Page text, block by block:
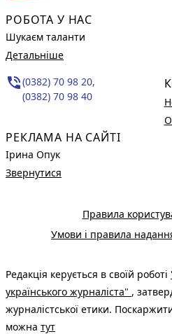
РОБОТА У НАС
Шукаєм таланти
Детальніше
phone_in_talk(0382) 70 98 20,
(0382) 70 98 40
РЕКЛАМА НА САЙТІ
Ірина Опук
Звернутися
Правила
Умови і правила
Редакція керується в своїй роботі
українського журналіста" ,
журналістської етики.
можна тут